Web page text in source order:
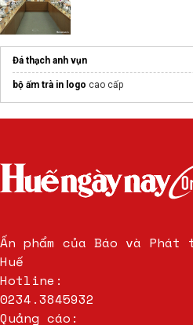
Đá thạch anh vụn
bộ ấm trà in logo cao cấp
Ấn phẩm của Báo và
Huế
Hotline:
0234.3845932
Quảng cáo: